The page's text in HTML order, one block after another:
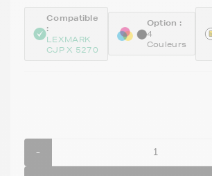
Compatible
:
LEXMARK
CJP X 5270
Option :
4
Couleurs
-